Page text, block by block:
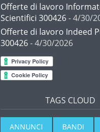
Offerte di lavoro
Scientifici 300426- 4/30/
Offerte di lavoro Indeed
300426- 4/30/2026
TAGS CLOUD
ANNUNCI BANDI